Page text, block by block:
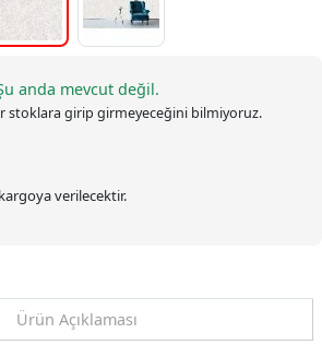
anda mevcut değil.
stoklara girip girmeyeceğini bilmiyoruz.
verilecektir.
Ürün Açıklaması